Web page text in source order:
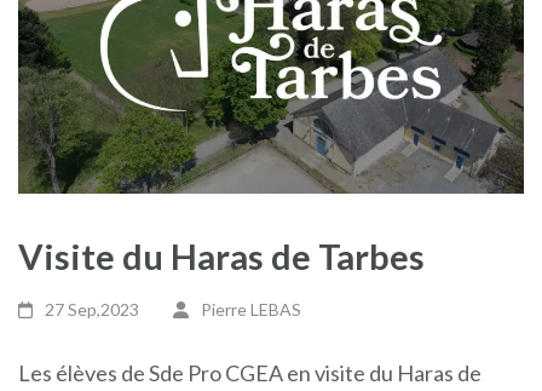
Visite du Haras de Tarbes
27 Sep,2023 Pierre LEBAS
Les élèves de Sde Pro CGEA en visite du Haras de